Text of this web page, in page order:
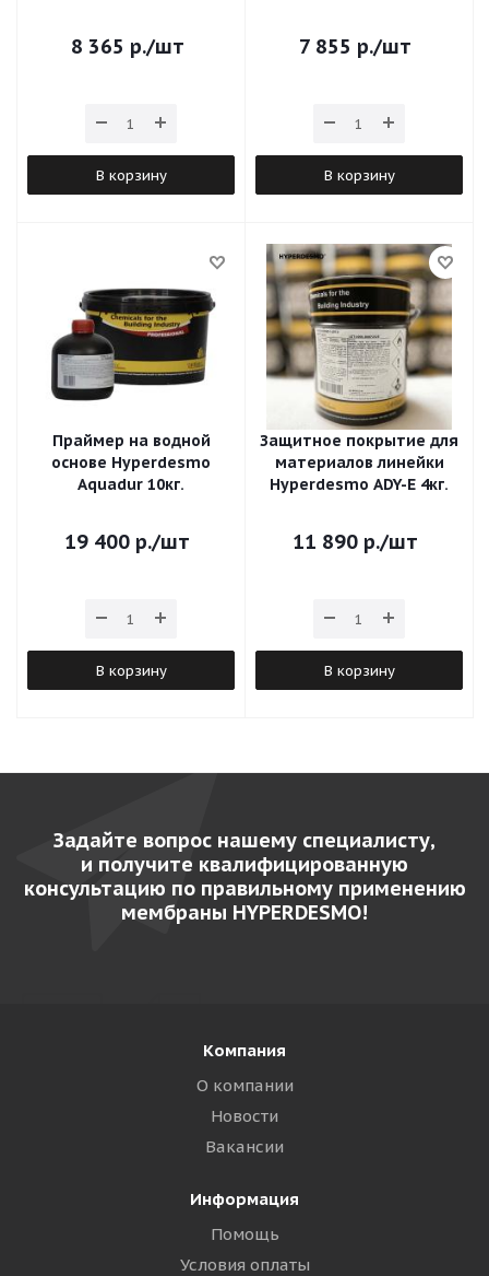
8 365 р./шт
В корзину
7 855 р./шт
В корзину
Праймер на водной
основе Hyperdesmo
Aquadur 10кг.
19 400 р./шт
В корзину
Защитное покрытие для
материалов линейки
Hyperdesmo ADY-E 4кг.
11 890 р./шт
В корзину
Задайте вопрос нашему специалисту,
и получите квалифицированную
консультацию по правильному применению
мембраны HYPERDESMO!
Компания
О компании
Новости
Вакансии
Информация
Помощь
Условия оплаты